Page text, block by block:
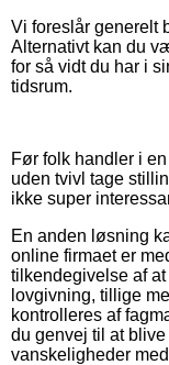
Vi foreslår generelt
Alternativt kan du
for så vidt du har i
tidsrum.
Før folk handler i
uden tvivl tage
ikke super
En anden løsning
online firmaet er
tilkendegivelse af
lovgivning, tillige
kontrolleres af
du genvej til at
vanskeligheder